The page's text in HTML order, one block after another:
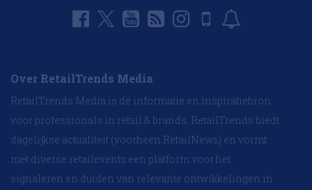
Over RetailTrends Media
RetailTrends Media is dé informatie en inspiratiebron
voor professionals in retail & brands. RetailTrends biedt
dagelijkse actualiteit (voorheen RetailNews) en vormt
met diverse retailevents een platform voor het
signaleren en duiden van relevante ontwikkelingen in